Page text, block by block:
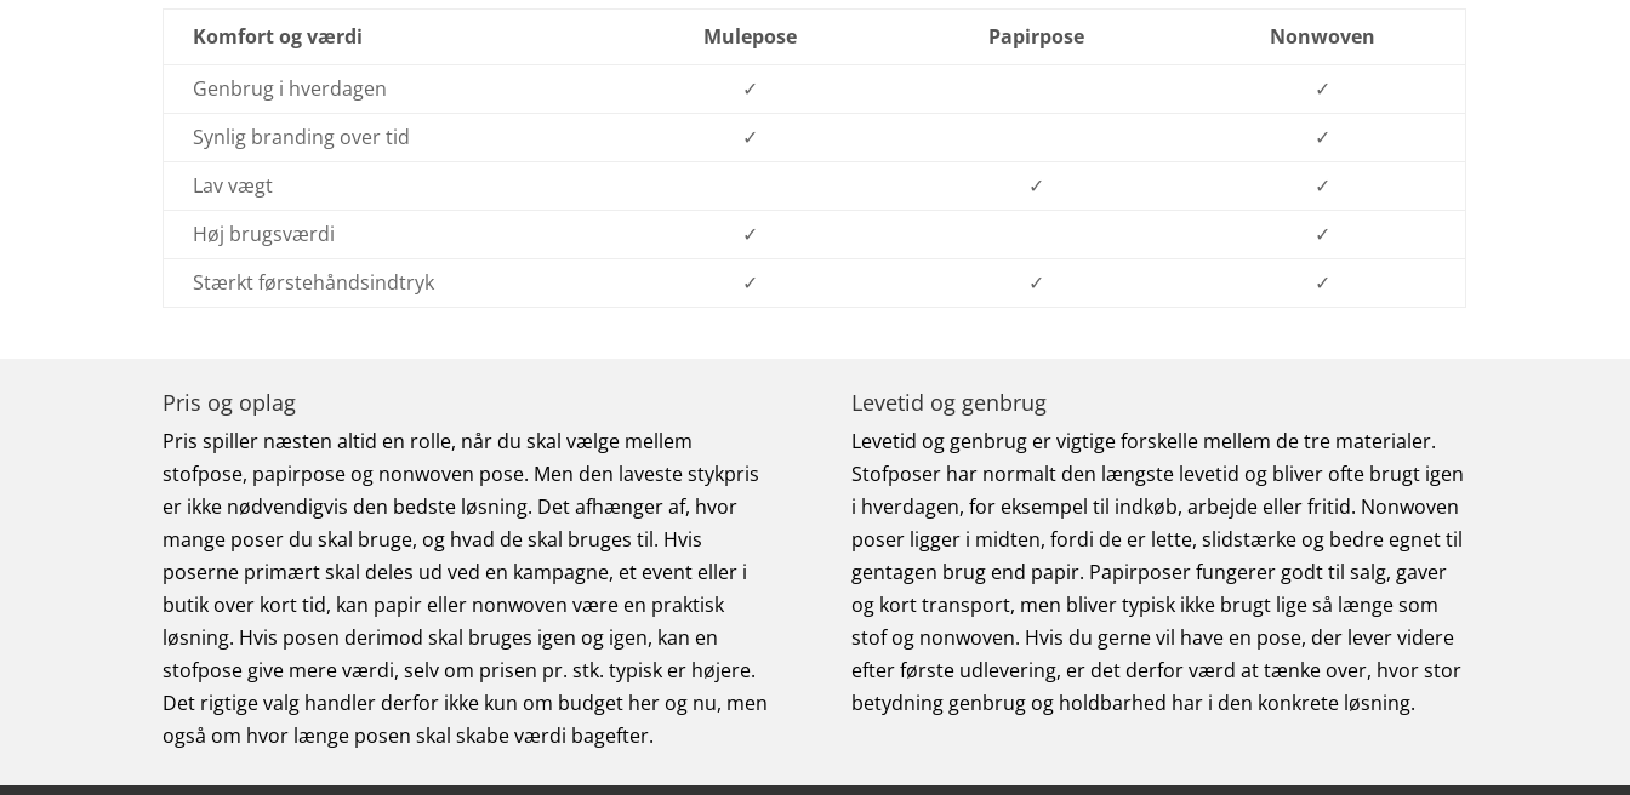
Komfort og værdi Mulepose Papirpose
Nonwoven
Genbrug i hverdagen
✓
✓
Synlig branding over tid
✓
✓
Lav vægt
✓
✓
Høj brugsværdi
✓
✓
Stærkt førstehåndsindtryk
✓ ✓ ✓
Pris og oplag
Pris spiller næsten altid en rolle, når du skal vælge mellem
stofpose, papirpose og nonwoven pose. Men den laveste stykpris
er ikke nødvendigvis den bedste løsning. Det afhænger af, hvor
mange poser du skal bruge, og hvad de skal bruges til. Hvis
poserne primært skal deles ud ved en kampagne, et event eller i
butik over kort tid, kan papir eller nonwoven være en praktisk
løsning. Hvis posen derimod skal bruges igen og igen, kan en
stofpose give mere værdi, selv om prisen pr. stk. typisk er højere.
Det rigtige valg handler derfor ikke kun om budget her og nu, men
også om hvor længe posen skal skabe værdi bagefter.
Levetid og genbrug
Levetid og genbrug er vigtige forskelle mellem de tre materialer.
Stofposer har normalt den længste levetid og bliver ofte brugt igen
i hverdagen, for eksempel til indkøb, arbejde eller fritid. Nonwoven
poser ligger i midten, fordi de er lette, slidstærke og bedre egnet til
gentagen brug end papir. Papirposer fungerer godt til salg, gaver
og kort transport, men bliver typisk ikke brugt lige så længe som
stof og nonwoven. Hvis du gerne vil have en pose, der lever videre
efter første udlevering, er det derfor værd at tænke over, hvor stor
betydning genbrug og holdbarhed har i den konkrete løsning.